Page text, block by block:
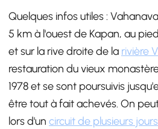
Quelques infos utiles :
5 km à l'ouest de Kapan, au
et sur la rive droite de la rivière
restauration du vieux
1978 et se sont poursuivis
être tout à fait achevés. On
lors d'un circuit de plusieurs